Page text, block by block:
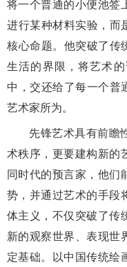
将一个普通的小便池签
进行某种材料实验，而
核心命题。他突破了传
生活的界限，将艺术
中，交还给了每一个普
艺术家所为。
先锋艺术具有前瞻
术秩序，更要建构新的
同时代的预言家，他们
势，并通过艺术的手段
体主义，不仅突破了传
新的观察世界、表现世
定基础。
以中国传统绘